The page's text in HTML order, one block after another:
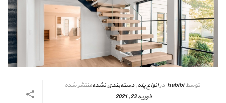
توسط habibi درانواع پله,دسته‌بندی نشدهمنتشر شده
فوریه 23, 2021